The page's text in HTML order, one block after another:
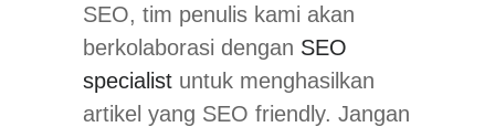
SEO, tim penulis kami akan
berkolaborasi dengan SEO
specialist untuk menghasilkan
artikel yang SEO friendly. Jangan